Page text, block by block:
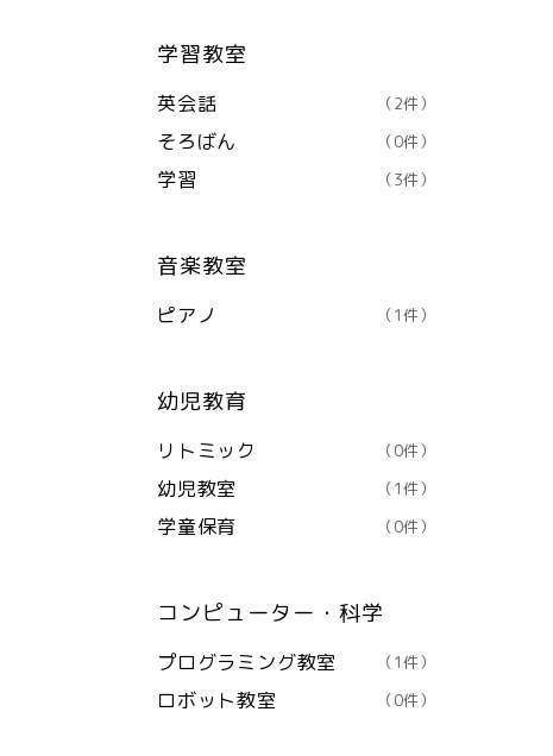
学習教室
英会話 （2件）
そろばん （0件）
学習 （3件）
音楽教室
ピアノ （1件）
幼児教育
リトミック （0件）
幼児教室 （1件）
学童保育 （0件）
コンピューター・科学
プログラミング教室 （1件）
ロボット教室 （0件）